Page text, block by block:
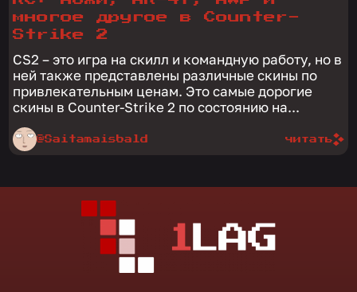
многое другое в Counter-
Strike 2
CS2 – это игра на скилл и командную работу, но в
ней также представлены различные скины по
привлекательным ценам. Это самые дорогие
скины в Counter-Strike 2 по состоянию на...
@Saitamaisbald читать